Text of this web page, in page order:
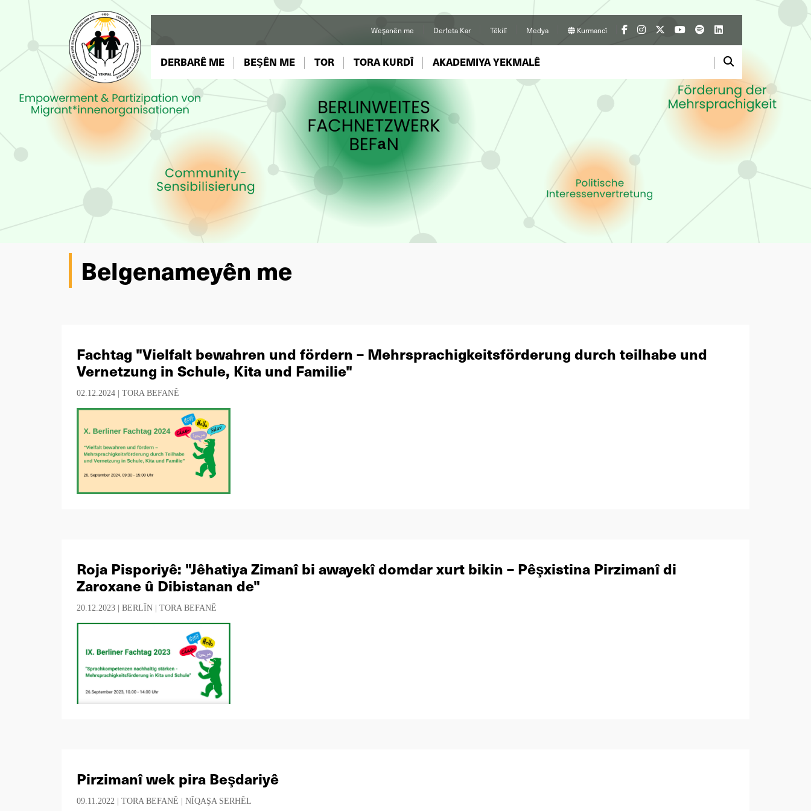
Weşanên me Derfeta Kar Têkilî Medya Kurmancî
DERBARÊ ME BEŞÊN ME TOR TORA KURDÎ AKADEMIYA YEKMALÊ
Belgenameyên me
Fachtag "Vielfalt bewahren und fördern – Mehrsprachigkeitsförderung durch teilhabe und
Vernetzung in Schule, Kita und Familie"
02.12.2024 | TORA BEFANÊ
Roja Pisporiyê: "Jêhatiya Zimanî bi awayekî domdar xurt bikin – Pêşxistina Pirzimanî di
Zaroxane û Dibistanan de"
20.12.2023 | BERLÎN TORA BEFANÊ
Pirzimanî wek pira Beşdariyê
09.11.2022 | TORA BEFANÊ NÎQAŞA SERHÊL